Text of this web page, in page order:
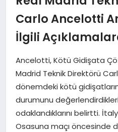
TEKNOLOJI
YAŞAM
Carlo Ancelotti
İlgili
Ancelotti, Kötü Gidişata
Madrid Teknik Direktörü
dönemdeki kötü
durumunu
odaklandıklarını belirtti.
Osasuna maçı öncesinde